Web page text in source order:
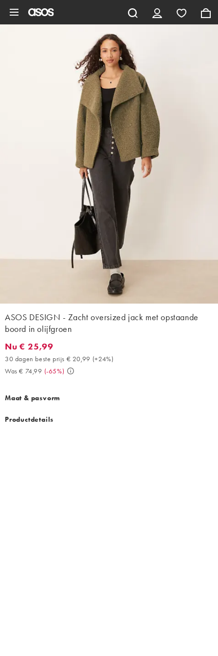
ASOS DESIGN - Zacht oversized jack met opstaande
boord in olijfgroen
Nu € 25,99. 30 dagen beste prijs € 20,99 (+24%). Was € 74,99.
Nu € 25,99
30 dagen beste prijs € 20,99 (+24%)
Was € 74,99 (-65%)
Maat & pasvorm
Productdetails